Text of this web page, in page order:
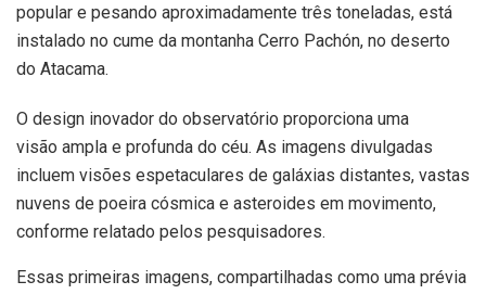
popular e pesando aproximadamente três toneladas, está
instalado no cume da montanha Cerro Pachón, no deserto
do Atacama.
O design inovador do observatório proporciona uma
visão ampla e profunda do céu. As imagens divulgadas
incluem visões espetaculares de galáxias distantes, vastas
nuvens de poeira cósmica e asteroides em movimento,
conforme relatado pelos pesquisadores.
Essas primeiras imagens, compartilhadas como uma prévia